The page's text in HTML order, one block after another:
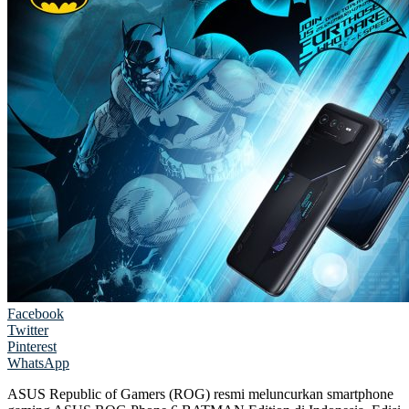
Facebook
Twitter
Pinterest
WhatsApp
ASUS Republic of Gamers (ROG) resmi meluncurkan smartphone